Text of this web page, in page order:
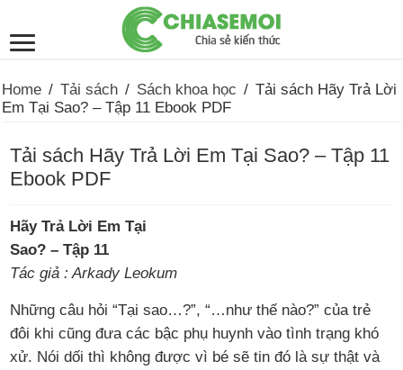
Home / Tải sách / Sách khoa học / Tải sách Hãy Trả Lời
Em Tại Sao? – Tập 11 Ebook PDF
Tải sách Hãy Trả Lời Em Tại Sao? – Tập 11
Ebook PDF
Hãy Trả Lời Em Tại
Sao? – Tập 11
Tác giả : Arkady Leokum
Những câu hỏi “Tại sao…?”, “…như thế nào?” của trẻ
đôi khi cũng đưa các bậc phụ huynh vào tình trạng khó
xử. Nói dối thì không được vì bé sẽ tin đó là sự thật và